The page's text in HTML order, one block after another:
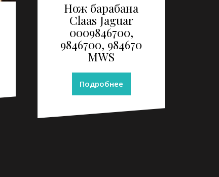
Нож барабана
Claas Jaguar
0009846700,
9846700, 984670
MWS
Подробнее